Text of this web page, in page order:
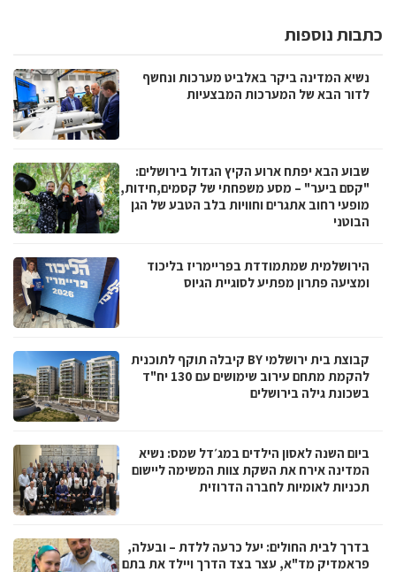
כתבות נוספות
נשיא המדינה ביקר באלביט מערכות ונחשף
לדור הבא של המערכות המבצעיות
שבוע הבא יפתח ארוע הקיץ הגדול בירושלים:
"קסם ביער" – מסע משפחתי של קסמים,חידות,
מופעי רחוב אתגרים וחוויות בלב הטבע של הגן
הבוטני
הירושלמית שמתמודדת בפריימריז בליכוד
ומציעה פתרון מפתיע לסוגיית הגיוס
קבוצת בית ירושלמי BY קיבלה תוקף לתוכנית
להקמת מתחם עירוב שימושים עם 130 יח"ד
בשכונת גילה בירושלים
ביום השנה לאסון הילדים במג׳דל שמס: נשיא
המדינה אירח את השקת צוות המשימה ליישום
תכניות לאומיות לחברה הדרוזית
בדרך לבית החולים: יעל כרעה ללדת – ובעלה,
פראמדיק מד"א, עצר בצד הדרך ויילד את בתם